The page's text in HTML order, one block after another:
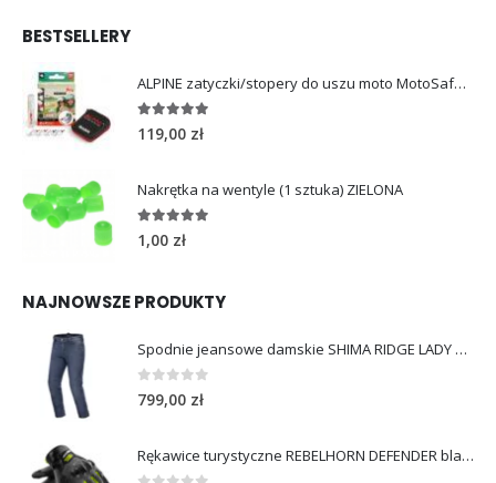
BESTSELLERY
ALPINE zatyczki/stopery do uszu moto MotoSafe Pro
4.96out of 5
119,00 zł
Nakrętka na wentyle (1 sztuka) ZIELONA
5.00 out of 5
1,00 zł
NAJNOWSZE PRODUKTY
Spodnie jeansowe damskie SHIMA RIDGE LADY blue
0out of 5
799,00 zł
Rękawice turystyczne REBELHORN DEFENDER black yellow fluo